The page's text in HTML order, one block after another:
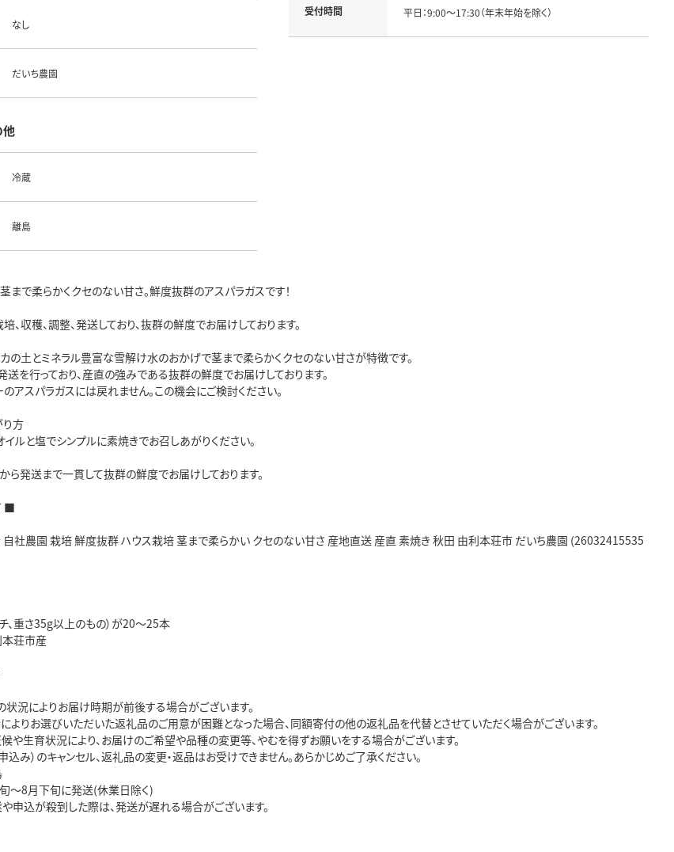
なし
だいち農園
他
冷蔵
離島
受付時間 平日：9:00～17:30（年末年始を除く）
で柔らかくクセのない甘さ。鮮度抜群のアスパラガスです！
、収穫、調整、発送しており、抜群の鮮度でお届けしております。
の土とミネラル豊富な雪解け水のおかげで茎まで柔らかくクセのない甘さが特徴です。
を行っており、産直の強みである抜群の鮮度でお届けしております。
アスパラガスには戻れません。この機会にご検討ください。
方
イルと塩でシンプルに素焼きでお召しあがりください。
ら発送まで一貫して抜群の鮮度でお届けしております。
■
自社農園 栽培 鮮度抜群 ハウス栽培 茎まで柔らかい クセのない甘さ 産地直送 産直 素焼き 秋田 由利本荘市 だいち農園 (26032415535
、重さ35g以上のもの）が20～25本
荘市産
状況によりお届け時期が前後する場合がございます。
よりお選びいただいた返礼品のご用意が困難となった場合、同額寄付の他の返礼品を代替とさせていただく場合がございます。
候や生育状況により、お届けのご希望や品種の変更等、やむを得ずお願いをする場合がございます。
み）のキャンセル、返礼品の変更・返品はお受けできません。あらかじめご了承ください。
～8月下旬に発送(休業日除く)
申込が殺到した際は、発送が遅れる場合がございます。